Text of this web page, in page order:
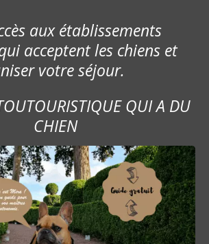
aux établissements
acceptent les chiens et
votre séjour.
QUI A DU
CHIEN